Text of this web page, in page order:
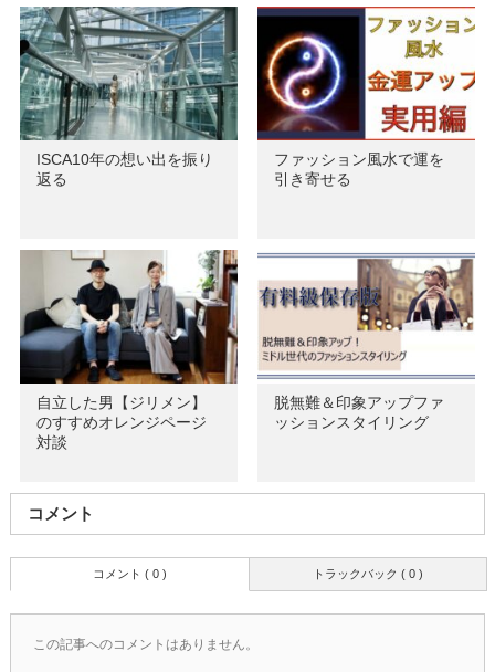
ISCA10年の想い出を振り
返る
ファッション風水で運を
引き寄せる
自立した男【ジリメン】
のすすめオレンジページ
対談
脱無難＆印象アップファ
ッションスタイリング
コメント
トラックバック ( 0 )
コメント ( 0 )
この記事へのコメントはありません。